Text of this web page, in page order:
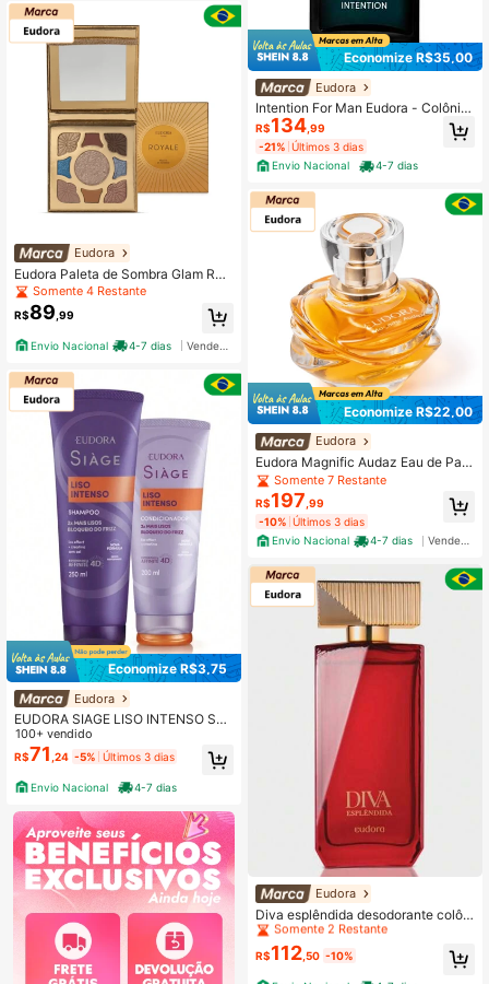
Eudora
Eudora Paleta de Sombra Glam Roy
ale 7gSomente 4 Restante
R$89 ,99
Envio Nacional 4-7 dias
Economize R$3,75
Eudora
EUDORA SIAGE LISO INTENSO SH
AMPOO + CONDICIONADOR
100+ vendido
R$71 ,24 -5% Últimos 3 dias
Envio Nacional 4-7 dias
Economize R$35,00
Eudora
Intention For Man Eudora - Colônia
Desodorante Masculina 100ml
R$134,99
-21% Últimos 3 dias
Envio Nacional
4-7 dias
Economize R$22,00
Eudora
Eudora Magnific Audaz Eau de Parf
um 75ml
Somente 7 Restante
R$197 ,99
-10% Últimos 3 dias
Envio Nacional
4-7 dias
Eudora
Diva esplêndida desodorante colôni
a Eudora 100 ml
Clientes recorrentes
Somente 2 Restante
Clientes recorrentes
Somente 2 Restante
Clientes recorrentes
Somente 2 Restante
R$112 ,50 -10%